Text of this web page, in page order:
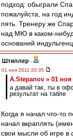
подход: обыграли
пожалуйста, на год
пять. Тренеру же
над МЮ в каком-
оснований
Штиллер -
01 ноя 2011 20:35
A.Stepanov » 01 ноя
а давай так, ты в
результат на табле
Когда я начал что-то
начал вкраплять
свои мысли об игре в